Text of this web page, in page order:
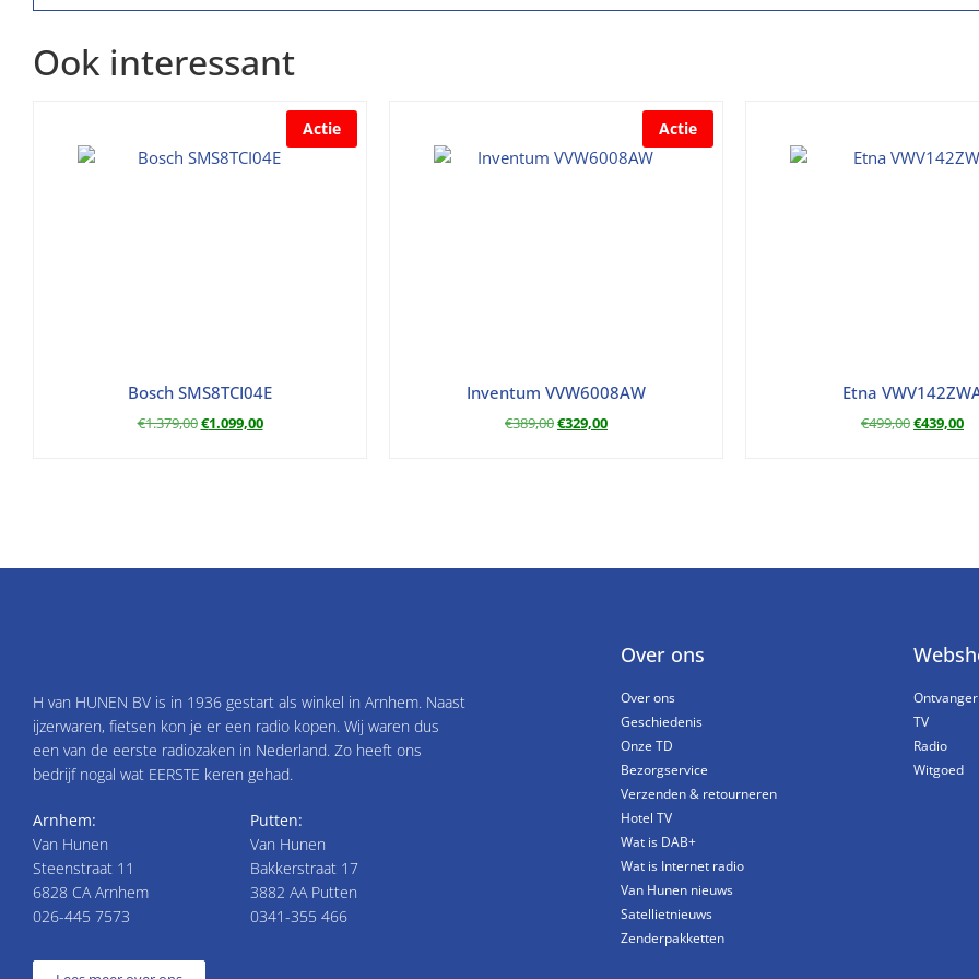
Ook interessant
Actie
Bosch SMS8TCI04E
€1.379,00€1.099,00
Actie
Inventum VVW6008AW
€389,00€329,00
Etna
€499,00€439,00
H van HUNEN BV is in 1936 gestart als winkel in Arnhem. Naast
ijzerwaren, fietsen kon je er een radio kopen. Wij waren dus
een van de eerste radiozaken in Nederland. Zo heeft ons
bedrijf nogal wat EERSTE keren gehad.
Arnhem:
Van Hunen
Steenstraat 11
6828 CA Arnhem
026-445 7573
Putten:
Van Hunen
Bakkerstraat 17
3882 AA Putten
0341-355 466
Over ons
Over ons
Geschiedenis
Onze TD
Bezorgservice
Verzenden & retourneren
Hotel TV
Wat is DAB+
Wat is Internet radio
Van Hunen nieuws
Satellietnieuws
Zenderpakketten
Ontvanger
TV
Radio
Witgoed